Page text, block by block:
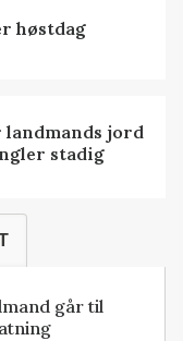
høstdag
jord
stadig
går til